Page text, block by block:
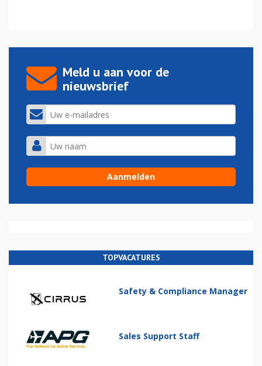
Meld u aan voor de
nieuwsbrief
TOPVACATURES
Safety & Compliance Manager
Sales Support Staff